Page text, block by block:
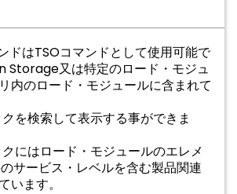
ドはTSOコマンドとして使⽤可能で
Storage⼜は特定のロード・モジュ
内のロード・モジュールに含まれて
を検索して表⽰する事ができま
にはロード・モジュールのエレメ
サービス・レベルを含む製品関連
います。